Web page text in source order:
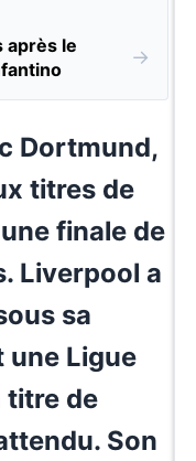
après le
→
Dortmund,
titres de
finale de
Liverpool a
sa
une Ligue
titre de
Son